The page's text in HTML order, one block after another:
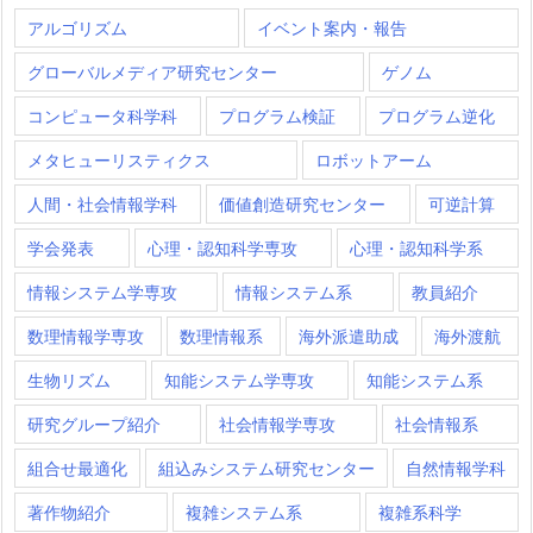
アルゴリズム イベント案内・報告
グローバルメディア研究センター ゲノム
コンピュータ科学科 プログラム検証 プログラム逆化
メタヒューリスティクス ロボットアーム
人間・社会情報学科 価値創造研究センター 可逆計算
学会発表 心理・認知科学専攻 心理・認知科学系
情報システム学専攻 情報システム系 教員紹介
数理情報学専攻 数理情報系 海外派遣助成 海外渡航
生物リズム 知能システム学専攻 知能システム系
研究グループ紹介 社会情報学専攻 社会情報系
組合せ最適化 組込みシステム研究センター 自然情報学科
著作物紹介 複雑システム系 複雑系科学